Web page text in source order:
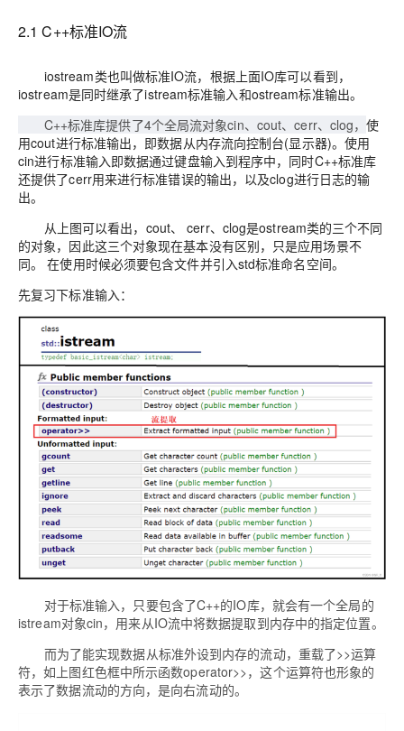
2.1 C++标准IO流
iostream类也叫做标准IO流，根据上面IO库可以看到，
iostream是同时继承了istream标准输入和ostream标准输出。
C++标准库提供了4个全局流对象cin、cout、cerr、clog，使
用cout进行标准输出，即数据从内存流向控制台(显示器)。使用
cin进行标准输入即数据通过键盘输入到程序中，同时C++标准库
还提供了cerr用来进行标准错误的输出，以及clog进行日志的输
出。
从上图可以看出，cout、 cerr、clog是ostream类的三个不同
的对象，因此这三个对象现在基本没有区别，只是应用场景不
同。 在使用时候必须要包含文件并引入std标准命名空间。
先复习下标准输入：
对于标准输入，只要包含了C++的IO库，就会有一个全局的
istream对象cin，用来从IO流中将数据提取到内存中的指定位置。
而为了能实现数据从标准外设到内存的流动，重载了>>运算
符，如上图红色框中所示函数operator>>，这个运算符也形象的
表示了数据流动的方向，是向右流动的。